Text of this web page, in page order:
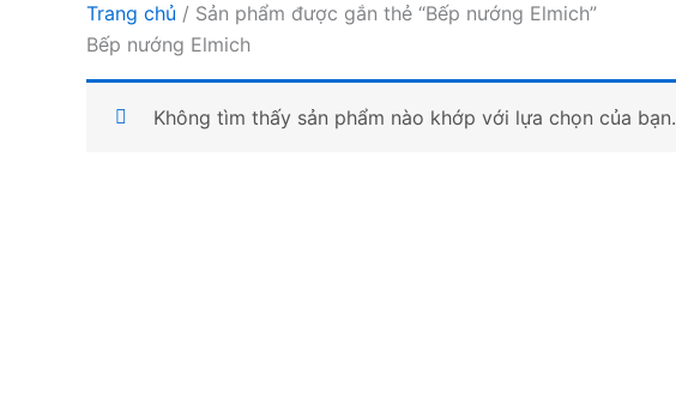
Trang chủ / Sản phẩm được gắn thẻ “Bếp nướng Elmich”
Bếp nướng Elmich
Không tìm thấy sản phẩm nào khớp với lựa chọn của bạn.